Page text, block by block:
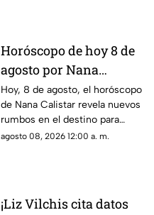
Horóscopo de hoy 8 de
agosto por Nana
Calistar: ¿Qué te depara
el destino este sábado?
Hoy, 8 de agosto, el horóscopo
de Nana Calistar revela nuevos
rumbos en el destino para
estos signos
agosto 08, 2026 12:00 a. m.
¡Liz Vilchis cita datos